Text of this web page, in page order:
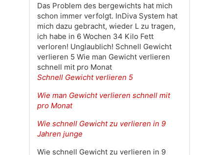
Das Problem des bergewichts hat mich
schon immer verfolgt. InDiva System hat
mich dazu gebracht, wieder L zu tragen,
ich habe in 6 Wochen 34 Kilo Fett
verloren! Unglaublich! Schnell Gewicht
verlieren 5 Wie man Gewicht verlieren
schnell mit pro Monat
Schnell Gewicht verlieren 5
Wie man Gewicht verlieren schnell mit
pro Monat
Wie schnell Gewicht zu verlieren in 9
Jahren junge
Wie schnell Gewicht zu verlieren in 9